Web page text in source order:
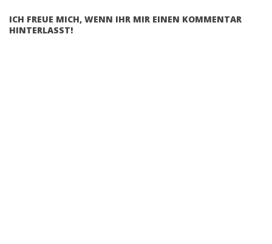
ICH FREUE MICH, WENN IHR MIR EINEN KOMMENTAR
HINTERLASST!